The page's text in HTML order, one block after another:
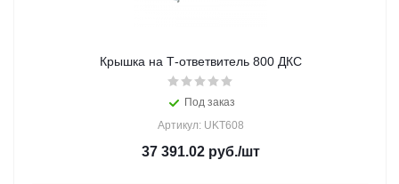
Крышка на Т-ответвитель 800 ДКС
Под заказ
Артикул: UKT608
37 391.02руб./шт